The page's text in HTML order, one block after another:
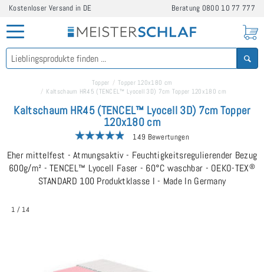
Kostenloser Versand in DE Beratung 0800 10 77 777
Topper
Topper 120x180 cm
Kaltschaum HR45 (TENCEL™ Lyocell 3D) 7cm Topper 120x180 cm
Kaltschaum HR45 (TENCEL™ Lyocell 3D) 7cm Topper
120x180 cm
149 Bewertungen
Eher mittelfest - Atmungsaktiv - Feuchtigkeitsregulierender Bezug
600g/m² - TENCEL™ Lyocell Faser - 60°C waschbar - OEKO-TEX®
STANDARD 100 Produktklasse I - Made In Germany
1 / 14